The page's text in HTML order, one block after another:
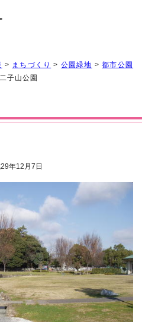
> まちづくり > 公園緑地 >都市公園
子山公園
年12月7日